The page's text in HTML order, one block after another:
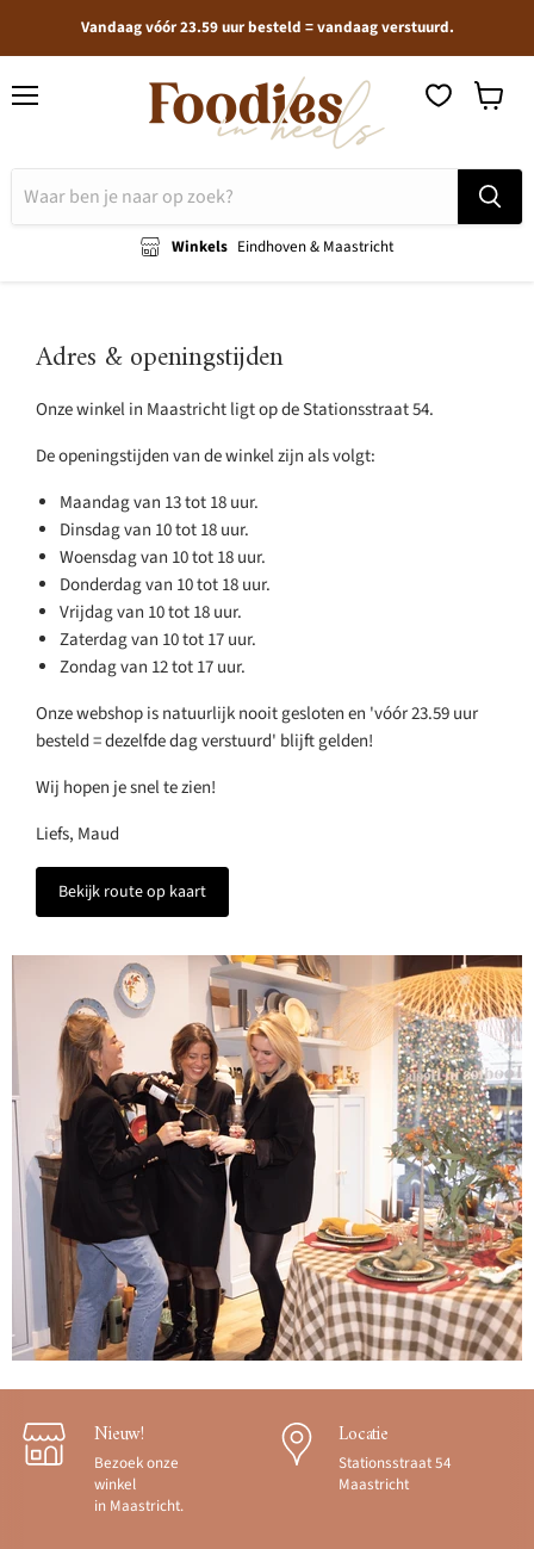
Vandaag vóór 23.59 uur besteld = vandaag verstuurd.
Winkels Eindhoven & Maastricht
Adres & openingstijden
Onze winkel in Maastricht ligt op de Stationsstraat 54.
De openingstijden van de winkel zijn als volgt:
Maandag van 13 tot 18 uur.
Dinsdag van 10 tot 18 uur.
Woensdag van 10 tot 18 uur.
Donderdag van 10 tot 18 uur.
Vrijdag van 10 tot 18 uur.
Zaterdag van 10 tot 17 uur.
Zondag van 12 tot 17 uur.
Onze webshop is natuurlijk nooit gesloten en 'vóór 23.59 uur
besteld = dezelfde dag verstuurd' blijft gelden!
Wij hopen je snel te zien!
Liefs, Maud
Bekijk route op kaart
Nieuw!
Bezoek onze
winkel
in Maastricht.
Locatie
Stationsstraat 54
Maastricht